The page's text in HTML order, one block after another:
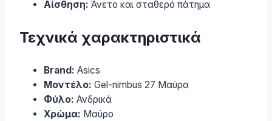
Αίσθηση: Άνετο και σταθερό πάτημα
Τεχνικά χαρακτηριστικά
Brand: Asics
Μοντέλο: Gel-nimbus 27 Μαύρα
Φύλο: Ανδρικά
Χρώμα: Μαύρο